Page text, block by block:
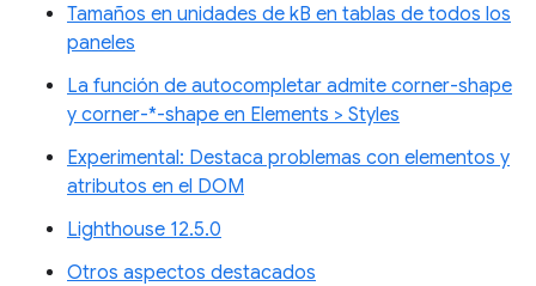
Tamaños en unidades de kB en tablas de todos los
paneles
La función de autocompletar admite corner-shape
y corner-*-shape en Elements > Styles
Experimental: Destaca problemas con elementos y
atributos en el DOM
Lighthouse 12.5.0
Otros aspectos destacados